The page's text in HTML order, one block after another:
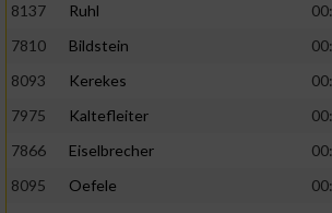
8137
Ruhl
7810
Bildstein
8093
Kerekes
7975
Kaltefleiter
7866
Eiselbrecher
8095
Oefele